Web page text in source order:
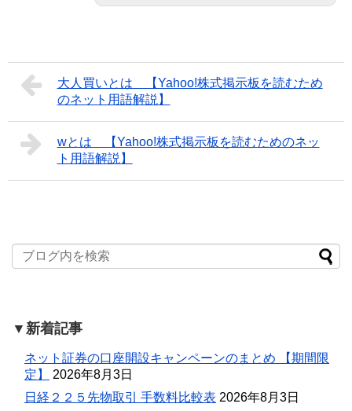
大人買いとは 【Yahoo!株式掲示板を読むため
のネット用語解説】
wとは 【Yahoo!株式掲示板を読むためのネッ
ト用語解説】
▼新着記事
ネット証券の口座開設キャンペーンのまとめ 【期間限
定】
2026年8月3日
日経２２５先物取引 手数料比較表 2026年8月3日